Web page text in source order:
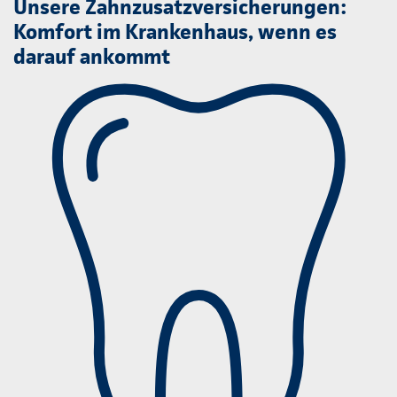
Unsere Zahnzusatzversicherungen:
Komfort im Krankenhaus, wenn es
darauf ankommt